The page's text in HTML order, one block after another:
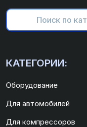
КАТЕГОРИИ:
Оборудование
Для автомобилей
Для компрессоров